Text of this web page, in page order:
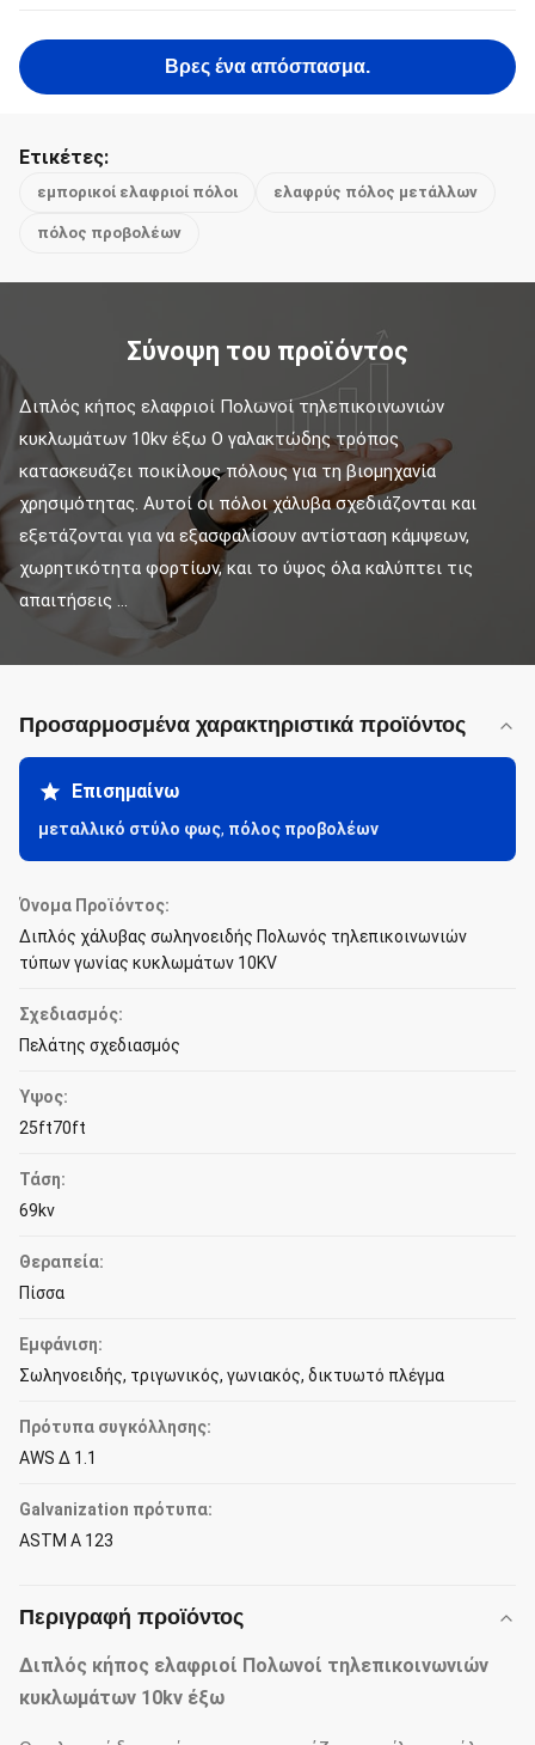
Βρες ένα απόσπασμα.
Ετικέτες:
εμπορικοί ελαφριοί πόλοι ελαφρύς πόλος μετάλλων
πόλος προβολέων
Σύνοψη του προϊόντος
Διπλός κήπος ελαφριοί Πολωνοί τηλεπικοινωνιών
κυκλωμάτων 10kv έξω Ο γαλακτώδης τρόπος
κατασκευάζει ποικίλους πόλους για τη βιομηχανία
χρησιμότητας. Αυτοί οι πόλοι χάλυβα σχεδιάζονται και
εξετάζονται για να εξασφαλίσουν αντίσταση κάμψεων,
χωρητικότητα φορτίων, και το ύψος όλα καλύπτει τις
απαιτήσεις ...
Προσαρμοσμένα χαρακτηριστικά προϊόντος
Επισημαίνω
μεταλλικό στύλο φως, πόλος προβολέων
Όνομα Προϊόντος:
Διπλός χάλυβας σωληνοειδής Πολωνός τηλεπικοινωνιών
τύπων γωνίας κυκλωμάτων 10KV
Σχεδιασμός:
Πελάτης σχεδιασμός
Ύψος:
25ft70ft
Τάση:
69kv
Θεραπεία:
Πίσσα
Εμφάνιση:
Σωληνοειδής, τριγωνικός, γωνιακός, δικτυωτό πλέγμα
Πρότυπα συγκόλλησης:
AWS Δ 1.1
Galvanization πρότυπα:
ASTM Α 123
Περιγραφή προϊόντος
Διπλός κήπος ελαφριοί Πολωνοί τηλεπικοινωνιών
κυκλωμάτων 10kv έξω